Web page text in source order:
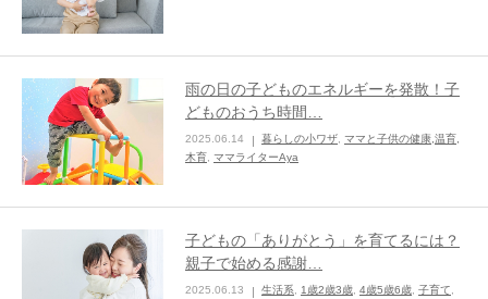
雨の日の子どものエネルギーを発散！子
どものおうち時間…
2025.06.14 暮らしの小ワザ, ママと子供の健康,温育,
木育, ママライターAya
子どもの「ありがとう」を育てるには？
親子で始める感謝…
2025.06.13 生活系 1歳2歳3歳 4歳5歳6歳 子育て